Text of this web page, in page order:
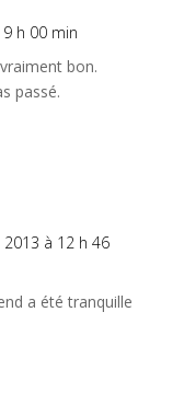
h 00 min
bon.
passé.
2013 à 12 h 46
a été tranquille